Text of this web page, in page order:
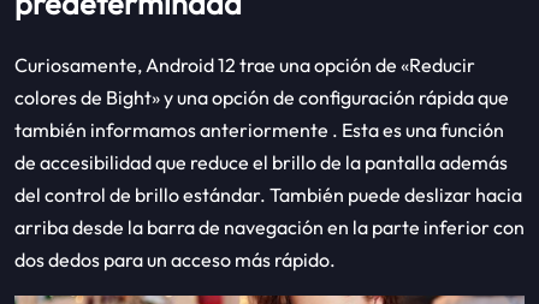
Curiosamente, Android 12 trae una opción de «Reducir
colores de Bight» y una opción de configuración rápida que
también informamos anteriormente . Esta es una función
de accesibilidad que reduce el brillo de la pantalla además
del control de brillo estándar. También puede deslizar hacia
arriba desde la barra de navegación en la parte inferior con
dos dedos para un acceso más rápido.